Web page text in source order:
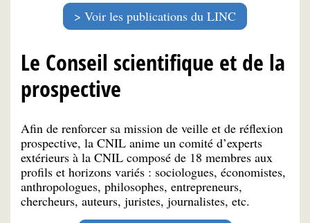
Voir les publications du LINC
Le Conseil scientifique et de la
prospective
Afin de renforcer sa mission de veille et de réflexion
prospective, la CNIL anime un comité d’experts
extérieurs à la CNIL composé de 18 membres aux
profils et horizons variés : sociologues, économistes,
anthropologues, philosophes, entrepreneurs,
chercheurs, auteurs, juristes, journalistes, etc.